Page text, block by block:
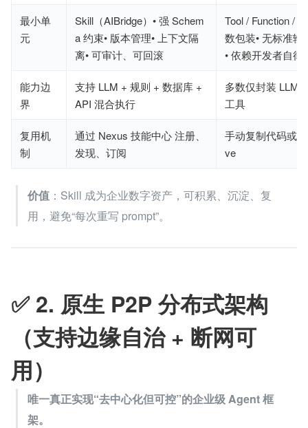
最小单
元
Skill（AIBridge）• 强 Schem
a 约束• 版本管理• 上下文隔
离• 可审计、可回滚
Tool / Function /
数包装• 无标准输
• 依赖开发者自律
能力边
界
支持 LLM + 规则 + 数据库 +
API 混合执行
多数仅封装 LLM
工具
复用机
制
通过 Nexus 技能中心 注册、
发现、订阅
手动复制代码或
ve
价值 ：Skill 成为企业数字资产，可积累、沉淀、复
用，避免“每次重写 prompt”。
✅ 2. 原生 P2P 分布式架构
（支持边缘自治 + 断网可
用）
唯一真正实现“去中心化但可控”的企业级 Agent 框
架。